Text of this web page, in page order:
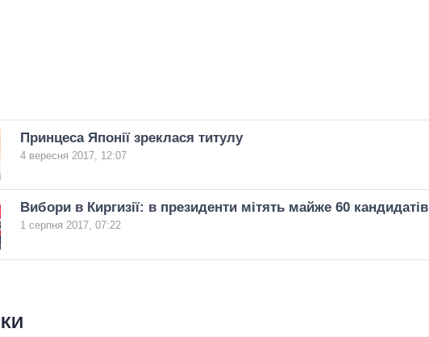
Принцеса Японії зреклася титулу
4 вересня 2017, 12:07
Вибори в Киргизії: в президенти мітять майже 60 кандидатів
1 серпня 2017, 07:22